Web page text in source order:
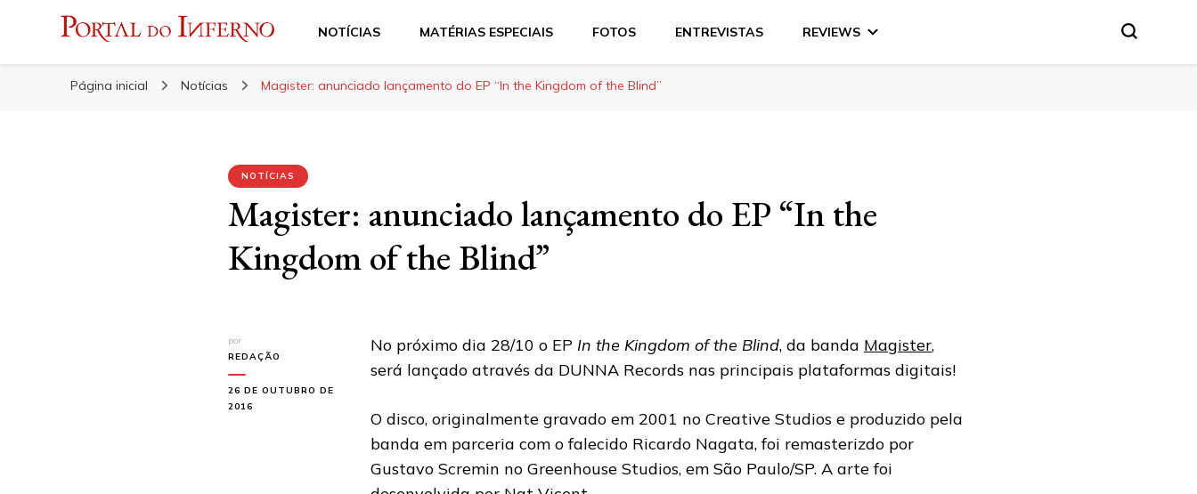
Portal do Inferno
NOTÍCIAS MATÉRIAS ESPECIAIS FOTOS ENTREVISTAS REVIEWS
Página inicial Notícias Magister: anunciado lançamento do EP “In the Kingdom of the Blind”
NOTÍCIAS
Magister: anunciado lançamento do EP “In the
Kingdom of the Blind”
por
REDAÇÃO
26 DE OUTUBRO DE
2016
No próximo dia 28/10 o EP In the Kingdom of the Blind, da banda Magister,
será lançado através da DUNNA Records nas principais plataformas digitais!
O disco, originalmente gravado em 2001 no Creative Studios e produzido pela
banda em parceria com o falecido Ricardo Nagata, foi remasterizdo por
Gustavo Scremin no Greenhouse Studios, em São Paulo/SP. A arte foi